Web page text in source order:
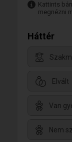
Kattints
megnézni
Háttér
Elvált
Van
Nem